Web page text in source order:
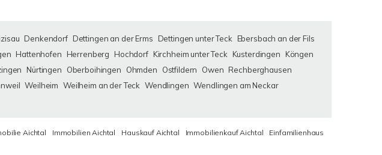
Denkendorf Dettingen an der Erms Dettingen unter Teck
Ebersbach an der Fils
Hattenhofen Herrenberg Hochdorf Kirchheim unter Teck Kusterdingen
Köngen
Nürtingen Oberboihingen Ohmden Ostfildern Owen Rechberghausen
Weilheim Weilheim an der Teck Wendlingen Wendlingen am Neckar
Aichtal Immobilien Aichtal Hauskauf Aichtal Immobilienkauf Aichtal
Einfamilienhaus